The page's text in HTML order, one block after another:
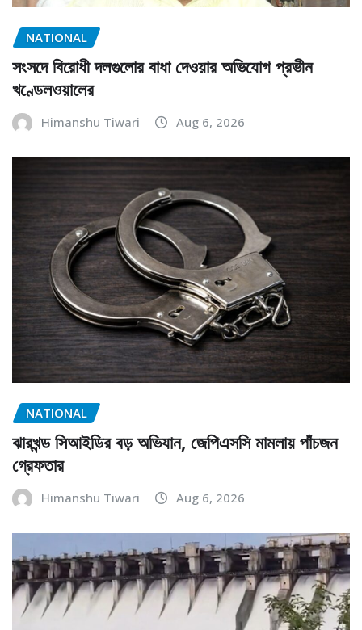
NATIONAL
সংসদে বিরোধী দলগুলোর বাধা দেওয়ার অভিযোগ প্রভীন
খণ্ডেলওয়ালের
Himanshu Tiwari Aug 6, 2026
NATIONAL
ঝারখন্ড সিআইডির বড় অভিযান, জেপিএসসি মামলায় পাঁচজন
গ্রেফতার
Himanshu Tiwari Aug 6, 2026